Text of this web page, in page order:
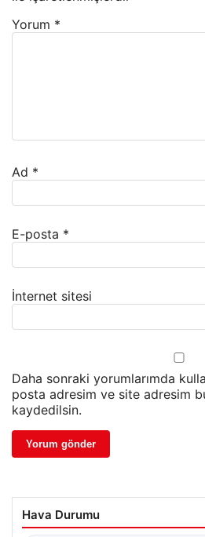
Yorum *
Ad *
E-posta *
İnternet sitesi
Daha sonraki yorumlarımda
posta adresim ve site adresim
kaydedilsin.
Hava Durumu